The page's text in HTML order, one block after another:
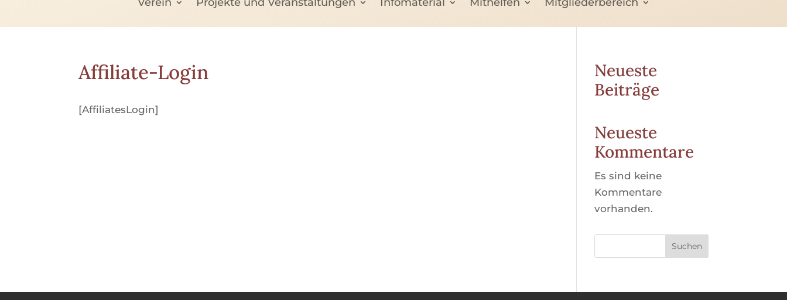
Affiliate-Login
[AffiliatesLogin]
Neueste
Beiträge
Neueste
Kommentare
Es sind keine
Kommentare
vorhanden.
Suchen